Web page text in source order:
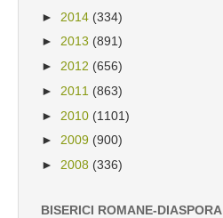
► 2014 (334)
► 2013 (891)
► 2012 (656)
► 2011 (863)
► 2010 (1101)
► 2009 (900)
► 2008 (336)
BISERICI ROMANE-DIASPORA